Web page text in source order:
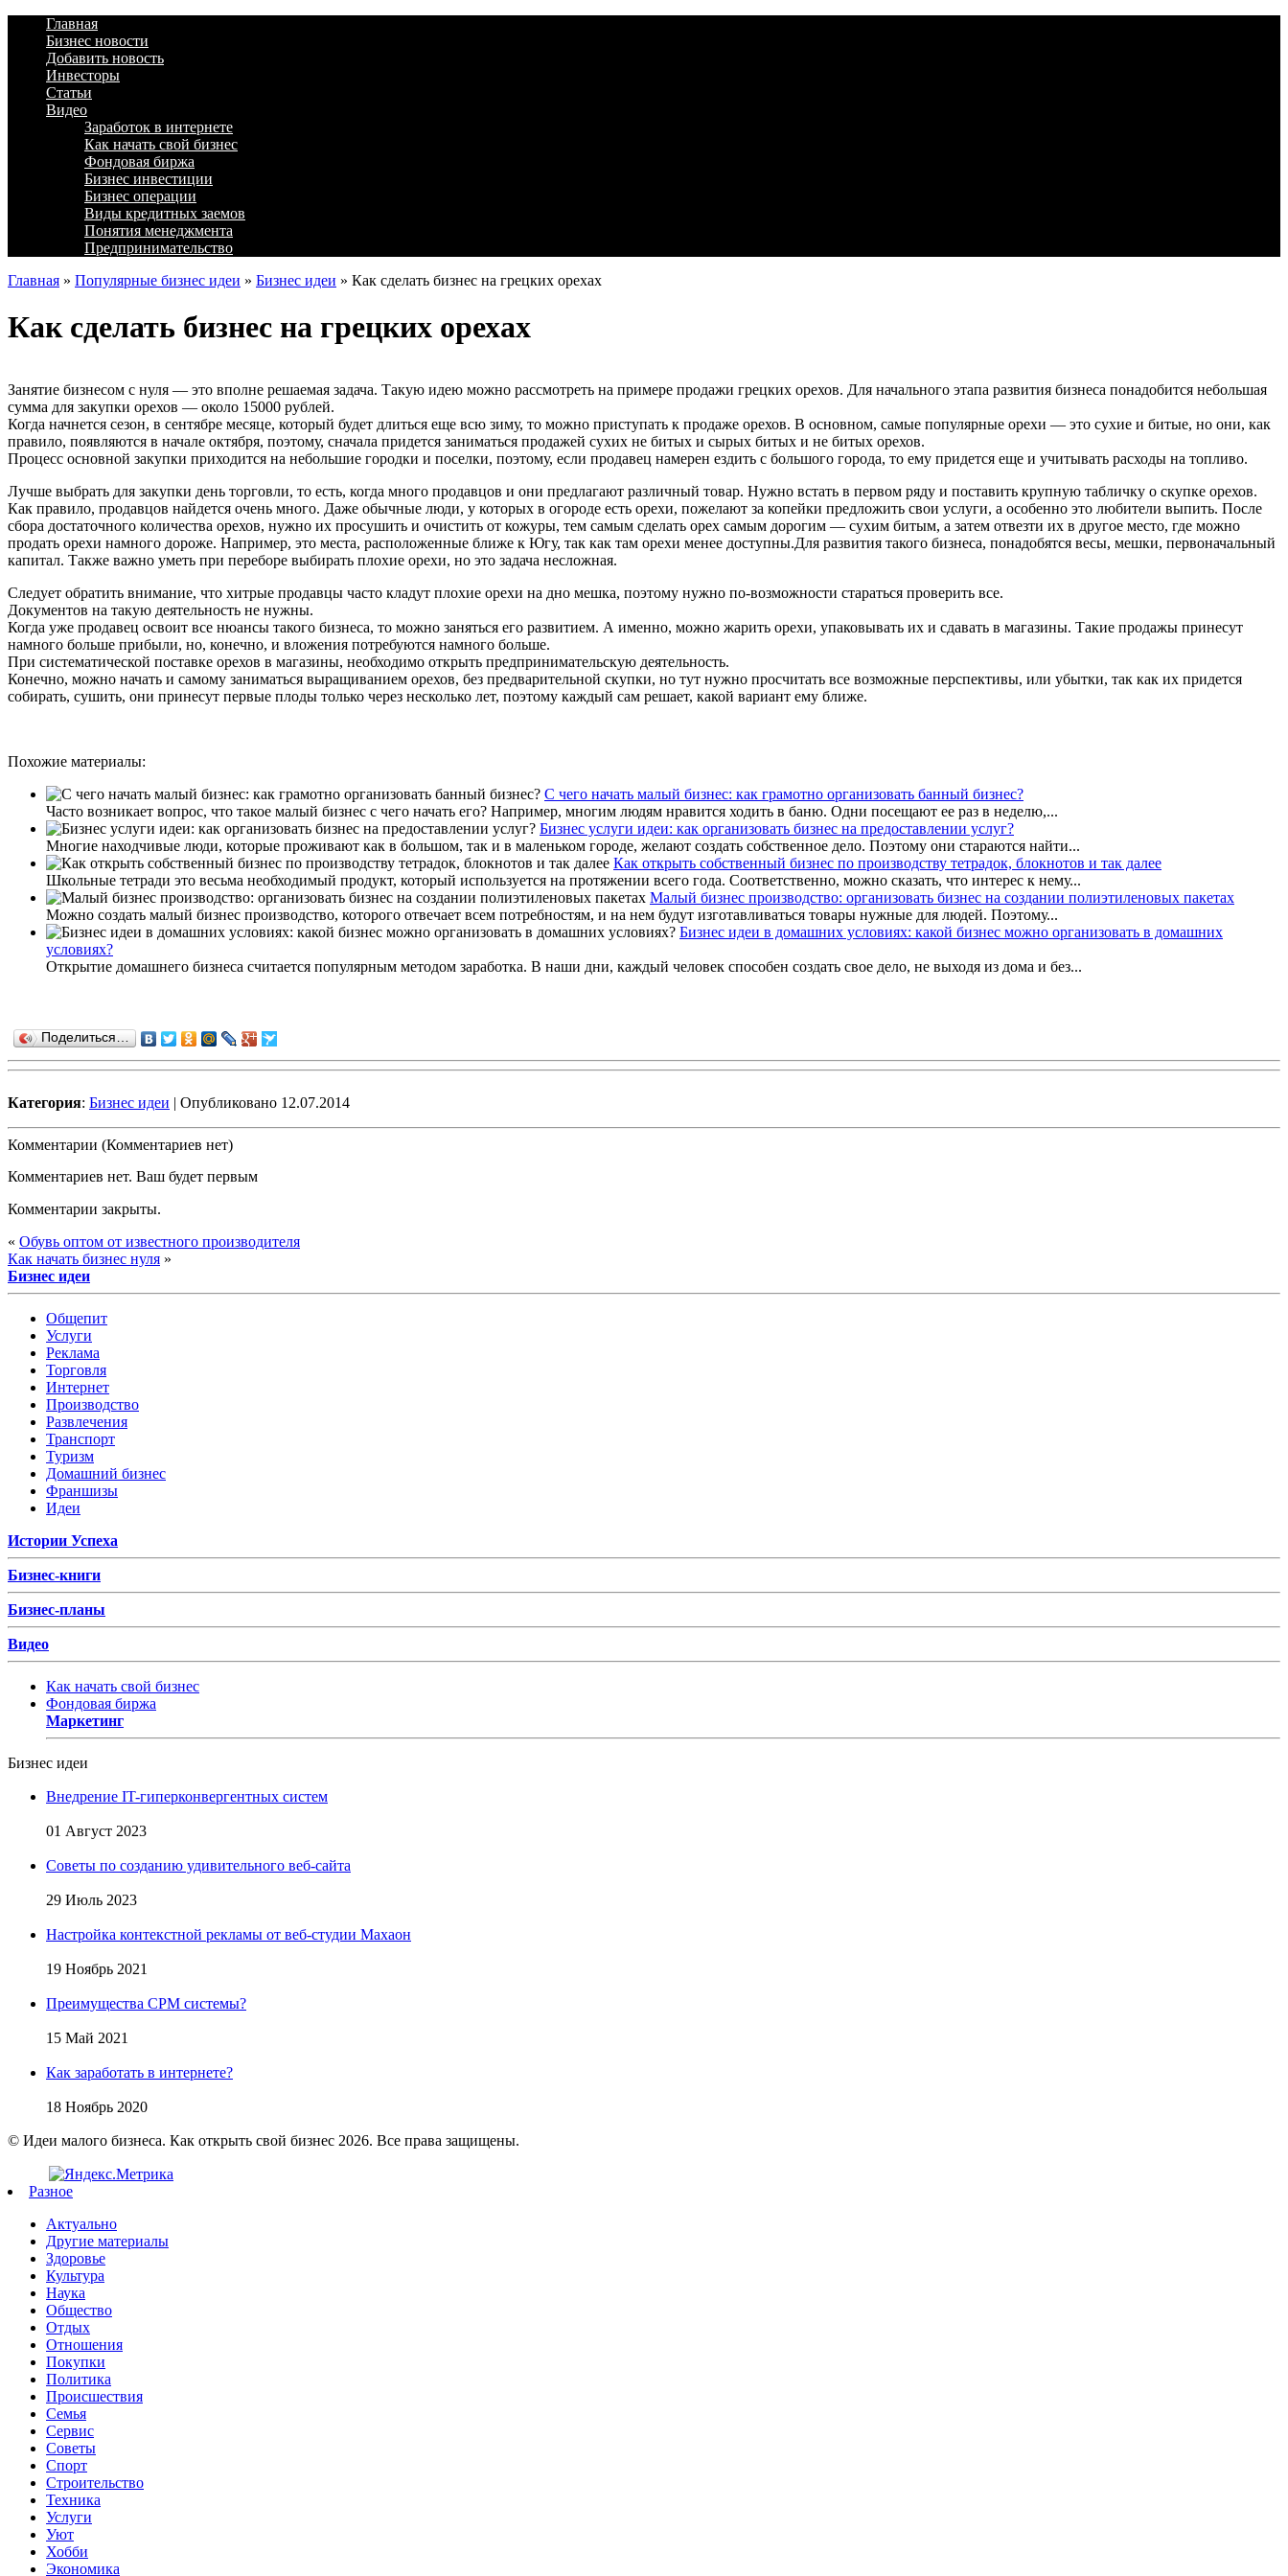
Главная
Бизнес новости
Добавить новость
Инвесторы
Статьи
Видео
Заработок в интернете
Как начать свой бизнес
Фондовая биржа
Бизнес инвестиции
Бизнес операции
Виды кредитных заемов
Понятия менеджмента
Предпринимательство
Главная » Популярные бизнес идеи » Бизнес идеи » Как сделать бизнес на грецких орехах
Как сделать бизнес на грецких орехах
Занятие бизнесом с нуля — это вполне решаемая задача. Такую идею можно рассмотреть на примере продажи грецких орехов. Для начального этапа развития бизнеса понадобится небольшая
сумма для закупки орехов — около 15000 рублей.
Когда начнется сезон, в сентябре месяце, который будет длиться еще всю зиму, то можно приступать к продаже орехов. В основном, самые популярные орехи — это сухие и битые, но они, как
правило, появляются в начале октября, поэтому, сначала придется заниматься продажей сухих не битых и сырых битых и не битых орехов.
Процесс основной закупки приходится на небольшие городки и поселки, поэтому, если продавец намерен ездить с большого города, то ему придется еще и учитывать расходы на топливо.
Лучше выбрать для закупки день торговли, то есть, когда много продавцов и они предлагают различный товар. Нужно встать в первом ряду и поставить крупную табличку о скупке орехов.
Как правило, продавцов найдется очень много. Даже обычные люди, у которых в огороде есть орехи, пожелают за копейки предложить свои услуги, а особенно это любители выпить. После
сбора достаточного количества орехов, нужно их просушить и очистить от кожуры, тем самым сделать орех самым дорогим — сухим битым, а затем отвезти их в другое место, где можно
продать орехи намного дороже. Например, это места, расположенные ближе к Югу, так как там орехи менее доступны.Для развития такого бизнеса, понадобятся весы, мешки, первоначальный
капитал. Также важно уметь при переборе выбирать плохие орехи, но это задача несложная.
Следует обратить внимание, что хитрые продавцы часто кладут плохие орехи на дно мешка, поэтому нужно по-возможности стараться проверить все.
Документов на такую деятельность не нужны.
Когда уже продавец освоит все нюансы такого бизнеса, то можно заняться его развитием. А именно, можно жарить орехи, упаковывать их и сдавать в магазины. Такие продажы принесут
намного больше прибыли, но, конечно, и вложения потребуются намного больше.
При систематической поставке орехов в магазины, необходимо открыть предпринимательскую деятельность.
Конечно, можно начать и самому заниматься выращиванием орехов, без предварительной скупки, но тут нужно просчитать все возможные перспективы, или убытки, так как их придется
собирать, сушить, они принесут первые плоды только через несколько лет, поэтому каждый сам решает, какой вариант ему ближе.
Похожие материалы:
С чего начать малый бизнес: как грамотно организовать банный бизнес?
Часто возникает вопрос, что такое малый бизнес с чего начать его? Например, многим людям нравится ходить в баню. Одни посещают ее раз в неделю,...
Бизнес услуги идеи: как организовать бизнес на предоставлении услуг?
Многие находчивые люди, которые проживают как в большом, так и в маленьком городе, желают создать собственное дело. Поэтому они стараются найти...
Как открыть собственный бизнес по производству тетрадок, блокнотов и так далее
Школьные тетради это весьма необходимый продукт, который используется на протяжении всего года. Соответственно, можно сказать, что интерес к нему...
Малый бизнес производство: организовать бизнес на создании полиэтиленовых пакетах
Можно создать малый бизнес производство, которого отвечает всем потребностям, и на нем будут изготавливаться товары нужные для людей. Поэтому...
Бизнес идеи в домашних условиях: какой бизнес можно организовать в домашних
условиях?
Открытие домашнего бизнеса считается популярным методом заработка. В наши дни, каждый человек способен создать свое дело, не выходя из дома и без...
Поделиться…
Категория: Бизнес идеи | Опубликовано 12.07.2014
Комментарии (Комментариев нет)
Комментариев нет. Ваш будет первым
Комментарии закрыты.
« Обувь оптом от известного производителя
Как начать бизнес нуля »
Бизнес идеи
Общепит
Услуги
Реклама
Торговля
Интернет
Производство
Развлечения
Транспорт
Туризм
Домашний бизнес
Франшизы
Идеи
Истории Успеха
Бизнес-книги
Бизнес-планы
Видео
Как начать свой бизнес
Фондовая биржа
Маркетинг
Бизнес идеи
Внедрение IT-гиперконвергентных систем
01 Август 2023
Советы по созданию удивительного веб-сайта
29 Июль 2023
Настройка контекстной рекламы от веб-студии Махаон
19 Ноябрь 2021
Преимущества СРМ системы?
15 Май 2021
Как заработать в интернете?
18 Ноябрь 2020
© Идеи малого бизнеса. Как открыть свой бизнес 2026. Все права защищены.
Разное
Актуально
Другие материалы
Здоровье
Культура
Наука
Общество
Отдых
Отношения
Покупки
Политика
Происшествия
Семья
Сервис
Советы
Спорт
Строительство
Техника
Услуги
Уют
Хобби
Экономика